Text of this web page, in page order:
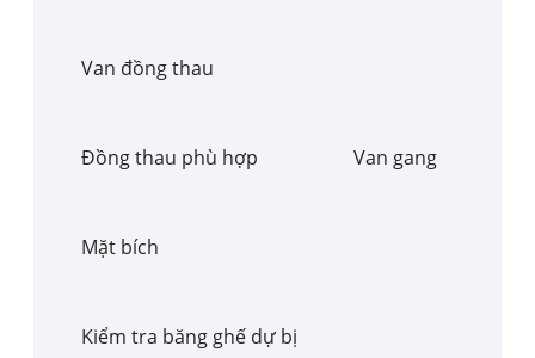
Van đồng thau
Đồng thau phù hợp Van gang
Mặt bích
Kiểm tra băng ghế dự bị